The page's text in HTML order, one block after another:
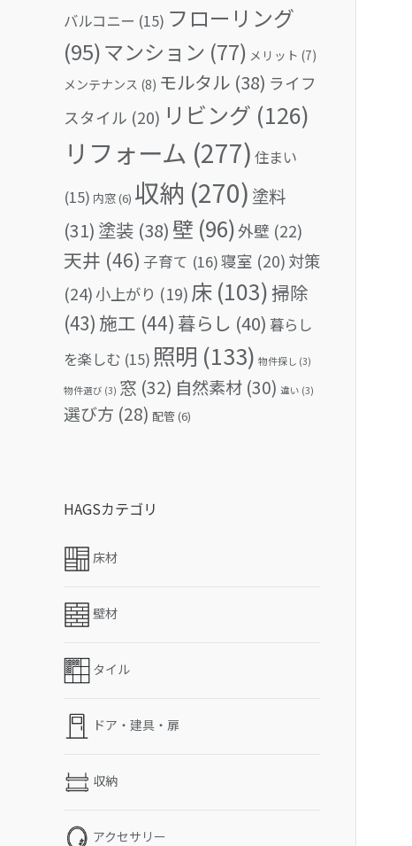
バルコニー (15) フローリング
(95)マンション (77) メリット (7)
メンテナンス (8) モルタル (38) ライフ
スタイル (20) リビング (126)
リフォーム (277) 住まい
(15) 内窓(6) 収納 (270) 塗料
(31) 塗装 (38) 壁 (96)外壁 (22)
天井 (46) 子育て (16)寝室 (20) 対策
(24)小上がり (19) 床 (103)掃除
(43) 施工 (44) 暮らし (40) 暮らし
を楽しむ (15) 照明 (133) 物件探し (3)
物件選び (3) 窓 (32) 自然素材 (30) 違い (3)
選び方 (28) 配管(6)
HAGSカテゴリ
床材
壁材
タイル
ドア・建具・扉
収納
アクセサリー